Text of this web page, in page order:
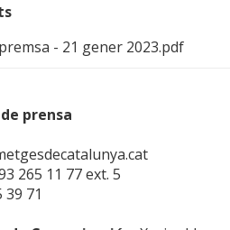
- 21 gener 2023.pdf
prensa
265 11 77 ext. 5
39 71